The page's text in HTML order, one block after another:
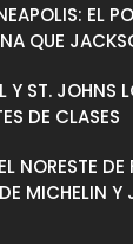
EL
QUE
Y ST. JOHNS
DE CLASES
NORESTE
MICHELIN Y